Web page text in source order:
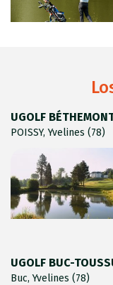
UGOLF
POISSY, Yvelines (78)
UGOLF BUC-
Buc, Yvelines (78)